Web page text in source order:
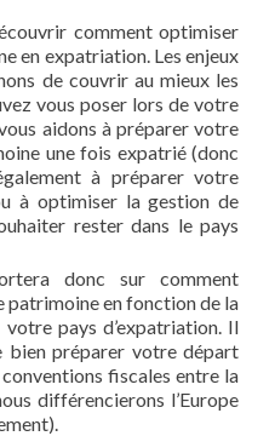
comment optimiser
en expatriation. Les enjeux
de couvrir au mieux les
vous poser lors de votre
aidons à préparer votre
une fois expatrié (donc
à préparer votre
à optimiser la gestion de
rester dans le pays
donc sur comment
en fonction de la
pays d’expatriation. Il
bien préparer votre départ
fiscales entre la
différencierons l’Europe